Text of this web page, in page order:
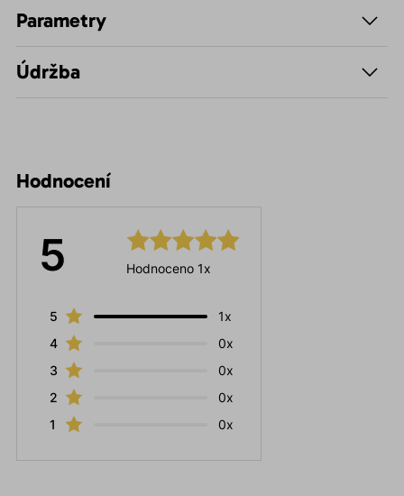
Parametry
Údržba
Hodnocení
5 Hodnoceno 1x
5
1x
4
0x
3
0x
2
0x
1
0x